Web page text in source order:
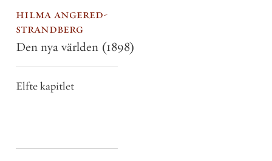
hilma angered-
strandberg
Den nya världen (1898)
Elfte kapitlet